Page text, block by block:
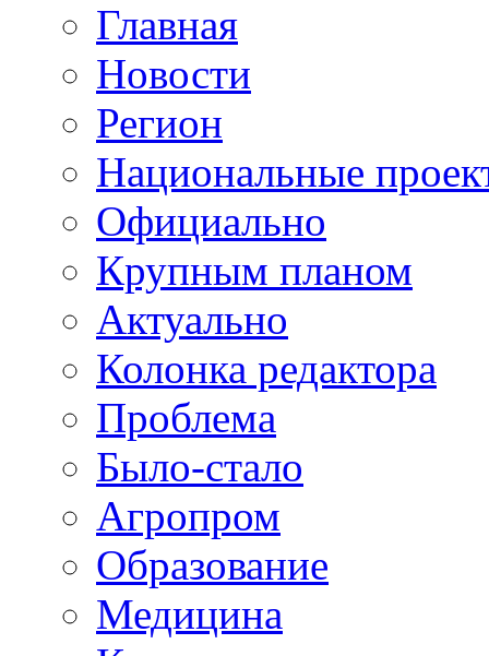
Главная
Новости
Регион
Национальные
Официально
Крупным планом
Актуально
Колонка редактора
Проблема
Было-стало
Агропром
Образование
Медицина